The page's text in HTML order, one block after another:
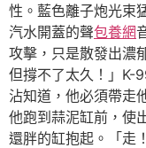
性。藍色離子炮光束
汽水開蓋的聲包養網
攻擊，只是散發出濃
但撐不了太久！」K-
沾知道，他必須帶走
他跑到蒜泥缸前，使
還胖的缸抱起。「走